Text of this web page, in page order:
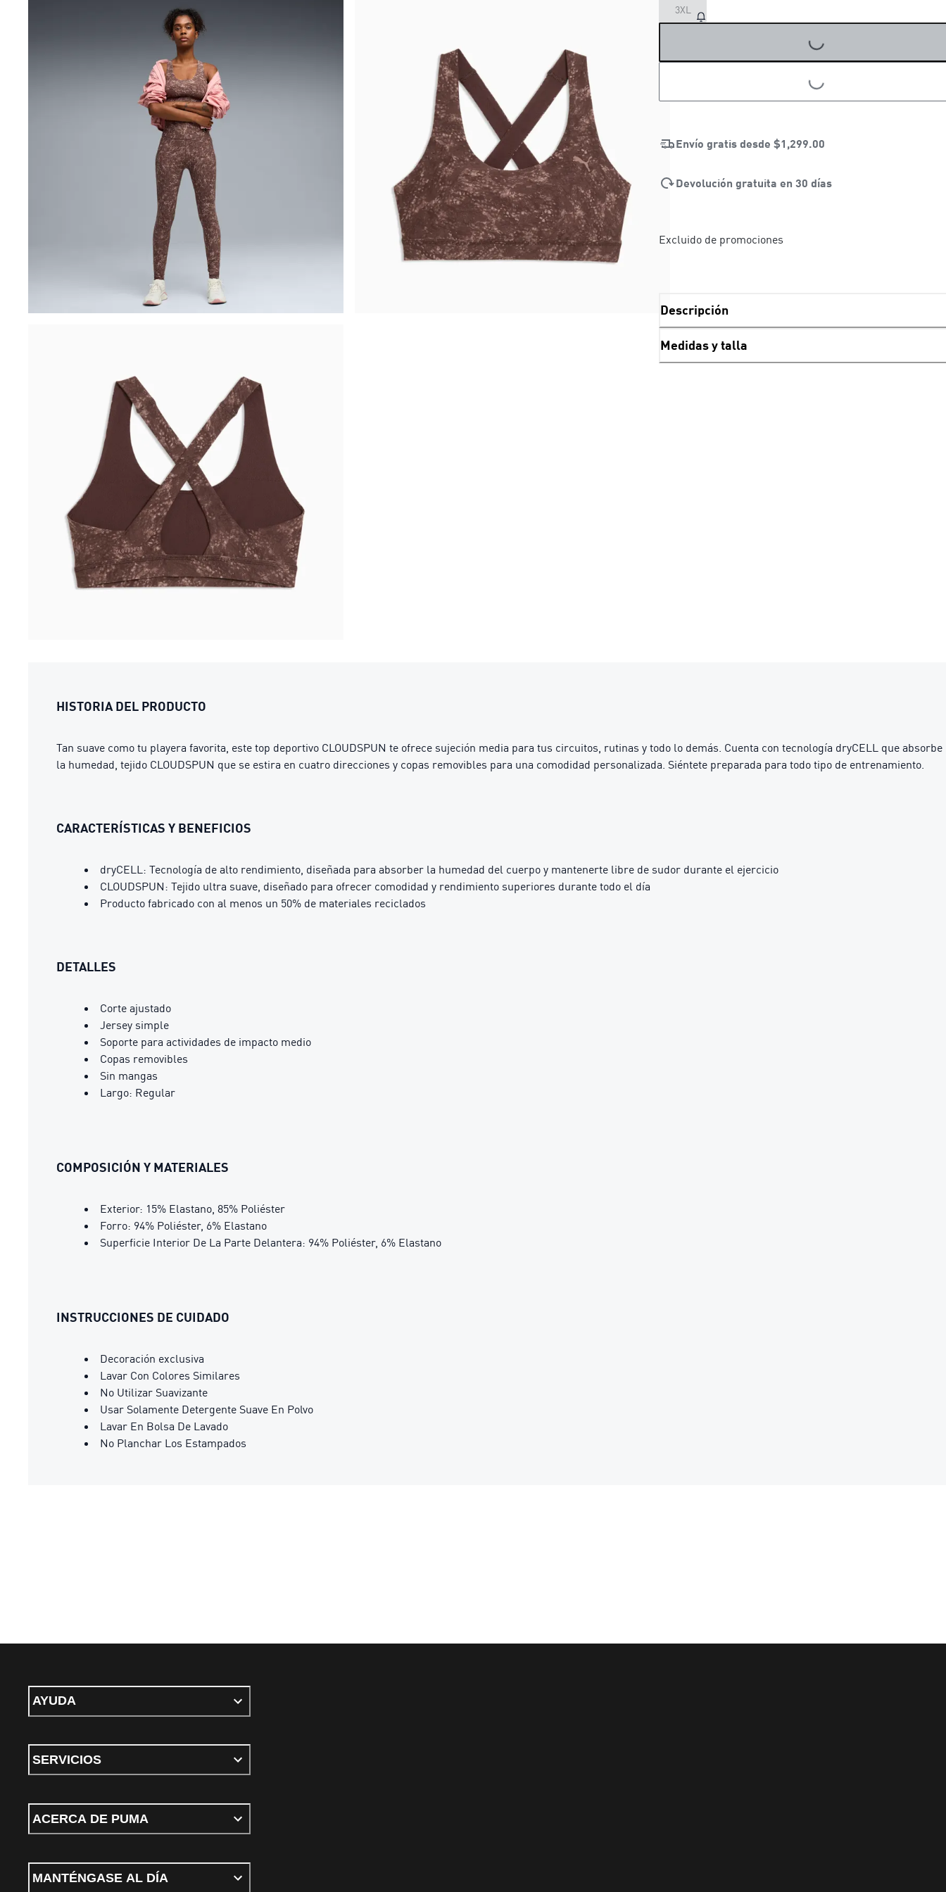
3XL
LOADING...
LOADING...
Envío gratis desde $1,299.00
Devolución gratuita en 30 días
Excluido de promociones
Descripción
Medidas y talla
HISTORIA DEL PRODUCTO
Tan suave como tu playera favorita, este top deportivo CLOUDSPUN te ofrece sujeción media para tus circuitos, rutinas y todo lo demás. Cuenta con tecnología dryCELL que absorbe
la humedad, tejido CLOUDSPUN que se estira en cuatro direcciones y copas removibles para una comodidad personalizada. Siéntete preparada para todo tipo de entrenamiento.
CARACTERÍSTICAS Y BENEFICIOS
dryCELL: Tecnología de alto rendimiento, diseñada para absorber la humedad del cuerpo y mantenerte libre de sudor durante el ejercicio
CLOUDSPUN: Tejido ultra suave, diseñado para ofrecer comodidad y rendimiento superiores durante todo el día
Producto fabricado con al menos un 50% de materiales reciclados
DETALLES
Corte ajustado
Jersey simple
Soporte para actividades de impacto medio
Copas removibles
Sin mangas
Largo: Regular
COMPOSICIÓN Y MATERIALES
Exterior: 15% Elastano, 85% Poliéster
Forro: 94% Poliéster, 6% Elastano
Superficie Interior De La Parte Delantera: 94% Poliéster, 6% Elastano
INSTRUCCIONES DE CUIDADO
Decoración exclusiva
Lavar Con Colores Similares
No Utilizar Suavizante
Usar Solamente Detergente Suave En Polvo
Lavar En Bolsa De Lavado
No Planchar Los Estampados
AYUDA
SERVICIOS
ACERCA DE PUMA
MANTÉNGASE AL DÍA